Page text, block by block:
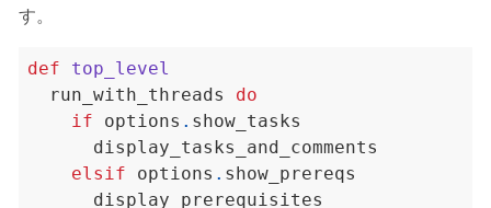
す。
def
top_level
  run_with_threads
do
if options .
elsif options .